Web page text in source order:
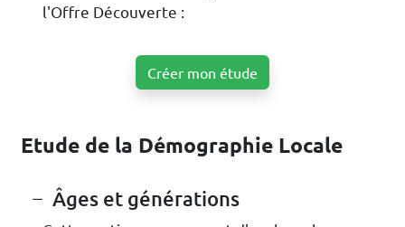
l'Offre Découverte :
Créer mon étude
Etude de la Démographie Locale
Âges et générations